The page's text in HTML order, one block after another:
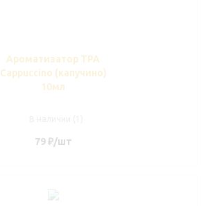
Ароматизатор TPA
Cappuccino (капучино)
10мл
79₽/шт